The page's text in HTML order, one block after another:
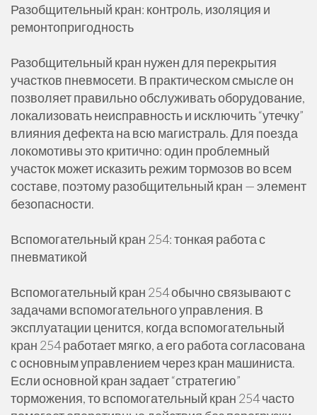
Разобщительный кран: контроль, изоляция и
ремонтопригодность
Разобщительный кран нужен для перекрытия
участков пневмосети. В практическом смысле он
позволяет правильно обслуживать оборудование,
локализовать неисправность и исключить “утечку”
влияния дефекта на всю магистраль. Для поезда
локомотивы это критично: один проблемный
участок может исказить режим тормозов во всем
составе, поэтому разобщительный кран — элемент
безопасности.
Вспомогательный кран 254: тонкая работа с
пневматикой
Вспомогательный кран 254 обычно связывают с
задачами вспомогательного управления. В
эксплуатации ценится, когда вспомогательный
кран 254 работает мягко, а его работа согласована
с основным управлением через кран машиниста.
Если основной кран задает “стратегию”
торможения, то вспомогательный кран 254 часто